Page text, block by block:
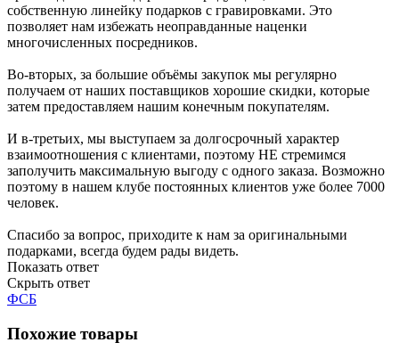
собственную линейку подарков с гравировками. Это
позволяет нам избежать неоправданные наценки
многочисленных посредников.
Во-вторых, за большие объёмы закупок мы регулярно
получаем от наших поставщиков хорошие скидки, которые
затем предоставляем нашим конечным покупателям.
И в-третьих, мы выступаем за долгосрочный характер
взаимоотношения с клиентами, поэтому НЕ стремимся
заполучить максимальную выгоду с одного заказа. Возможно
поэтому в нашем клубе постоянных клиентов уже более 7000
человек.
Спасибо за вопрос, приходите к нам за оригинальными
подарками, всегда будем рады видеть.
Показать ответ
Скрыть ответ
ФСБ
Похожие товары